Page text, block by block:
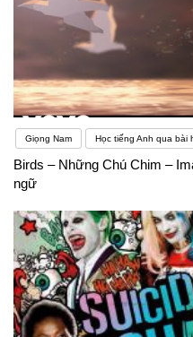
Giọng Nam Học tiếng Anh qua bài
Birds – Những Chú Chim –
ngữ